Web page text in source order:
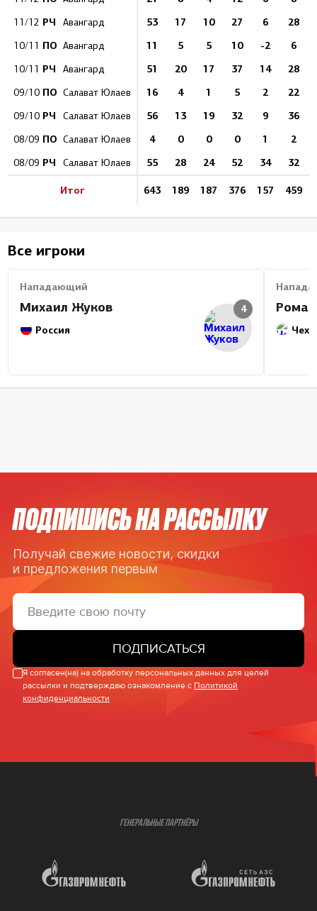
11/12 РЧ Авангард 53 17 10 27 6 28
10/11 ПО Авангард 11 5 5 10 -2 6
10/11 РЧ Авангард 51 20 17 37 14 28
09/10 ПО Салават Юлаев 16 4 1 5 2 22
09/10 РЧ Салават Юлаев 56 13 19 32 9 36
08/09 ПО Салават Юлаев 4 0 0 0 1 2
08/09 РЧ Салават Юлаев 55 28 24 52 34 32
Итог 643 189 187 376 157 459
Все игроки
Нападающий
Михаил Жуков
Россия
4
ПОДПИШИСЬ НА РАССЫЛКУ
Получай свежие новости, скидки
и предложения первым
ПОДПИСАТЬСЯ
Я согласен(на) на обработку персональных данных для целей
рассылки и подтверждаю ознакомление с Политикой
конфиденциальности
ГЕНЕРАЛЬНЫЕ ПАРТНЁРЫ